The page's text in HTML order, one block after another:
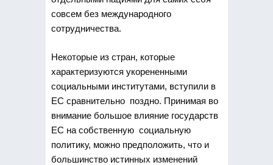
совсем без международного
сотрудничества.
Некоторые из стран, которые
характеризуются укорененными
социальными институтами, вступили в
ЕС сравнительно поздно. Принимая во
внимание большое влияние государств
ЕС на собственную социальную
политику, можно предположить, что и
большинство истинных изменений